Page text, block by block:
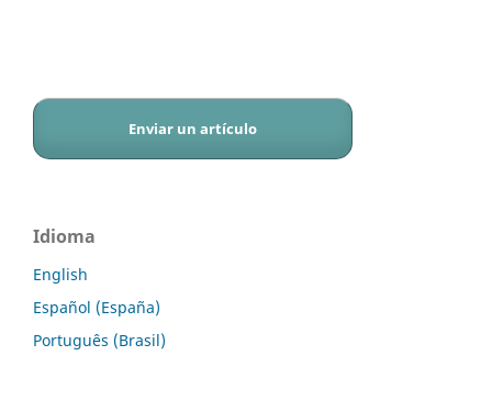
Enviar un artículo
Idioma
English
Español (España)
Português (Brasil)